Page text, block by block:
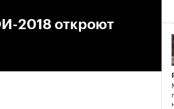
2018 откроют